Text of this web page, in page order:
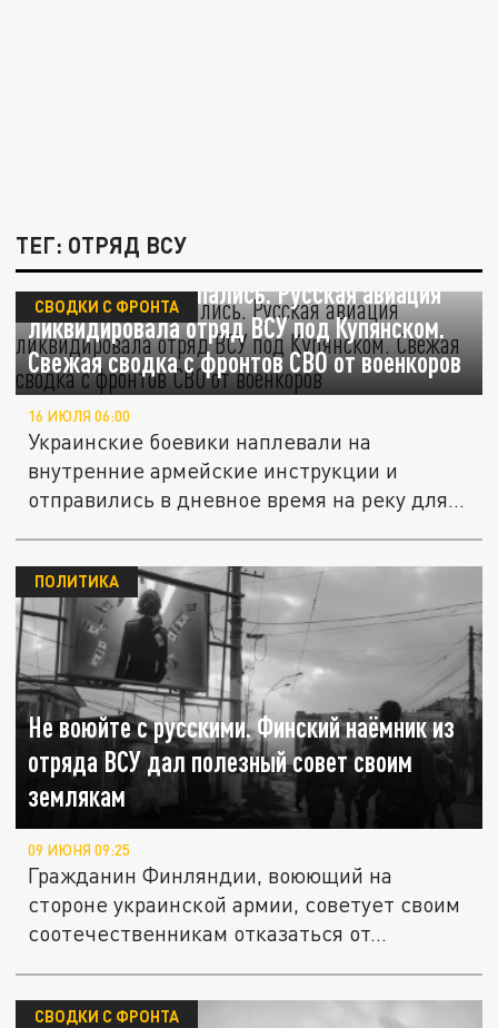
ТЕГ: ОТРЯД ВСУ
Ничего себе искупались. Русская авиация
ликвидировала отряд ВСУ под Купянском.
Свежая сводка с фронтов СВО от военкоров
СВОДКИ С ФРОНТА
16 ИЮЛЯ 06:00
Украинские боевики наплевали на
внутренние армейские инструкции и
отправились в дневное время на реку для...
Не воюйте с русскими. Финский наёмник из
отряда ВСУ дал полезный совет своим
землякам
ПОЛИТИКА
09 ИЮНЯ 09:25
Гражданин Финляндии, воюющий на
стороне украинской армии, советует своим
соотечественникам отказаться от...
СВОДКИ С ФРОНТА